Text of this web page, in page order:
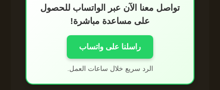
تواصل معنا الآن عبر الواتساب للحصول
على مساعدة مباشرة!
راسلنا على واتساب
الرد سريع خلال ساعات العمل.